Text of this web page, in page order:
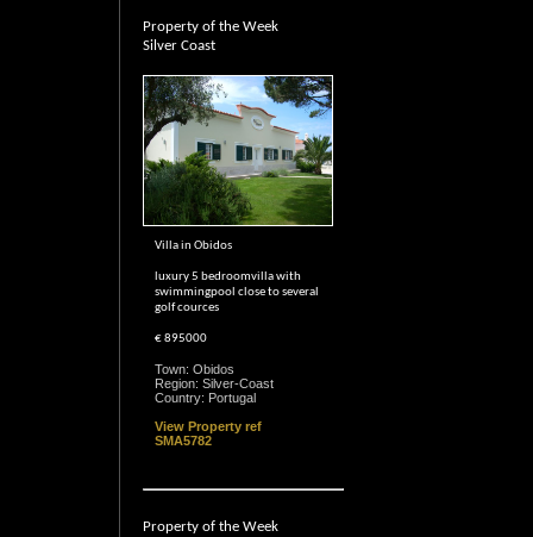
Property of the Week
Silver Coast
Villa in Obidos
luxury 5 bedroomvilla with
swimmingpool close to several
golf cources
€ 895000
Town: Obidos
Region: Silver-Coast
Country: Portugal
View Property ref
SMA5782
Property of the Week